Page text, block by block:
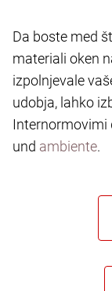
Da boste med
materiali oken
izpolnjevale
udobja, lahko
Internormovimi
und ambiente.